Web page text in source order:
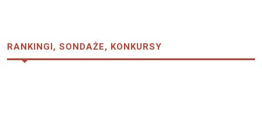
RANKINGI, SONDAŻE, KONKURSY